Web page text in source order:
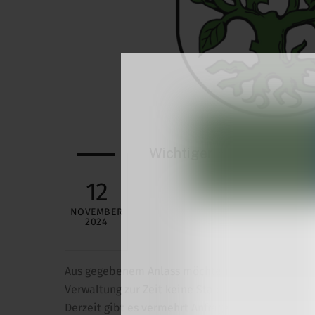
12
NOVEMBER
2024
Aus gegebenem Anlass möchten wir alle
Verwaltung zur Zeit keine Stadtbroschüre o. ä.
Derzeit gibt es vermehrt Anfragen von